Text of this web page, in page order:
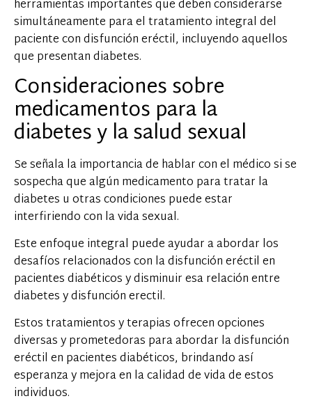
herramientas importantes que deben considerarse
simultáneamente para el tratamiento integral del
paciente con disfunción eréctil, incluyendo aquellos
que presentan diabetes.
Consideraciones sobre
medicamentos para la
diabetes y la salud sexual
Se señala la importancia de hablar con el médico si se
sospecha que algún medicamento para tratar la
diabetes u otras condiciones puede estar
interfiriendo con la vida sexual.
Este enfoque integral puede ayudar a abordar los
desafíos relacionados con la disfunción eréctil en
pacientes diabéticos y disminuir esa relación entre
diabetes y disfunción erectil.
Estos tratamientos y terapias ofrecen opciones
diversas y prometedoras para abordar la disfunción
eréctil en pacientes diabéticos, brindando así
esperanza y mejora en la calidad de vida de estos
individuos.